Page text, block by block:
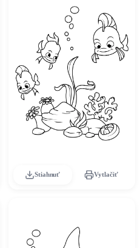
Stiahnuť Vytlačiť